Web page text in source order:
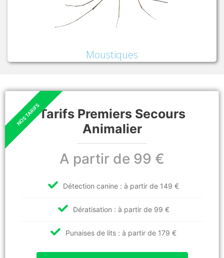
Moustiques
Tarifs Premiers Secours
Animalier
A partir de 99 €
Détection canine : à partir de 149 €
Dératisation : à partir de 99 €
Punaises de lits : à partir de 179 €